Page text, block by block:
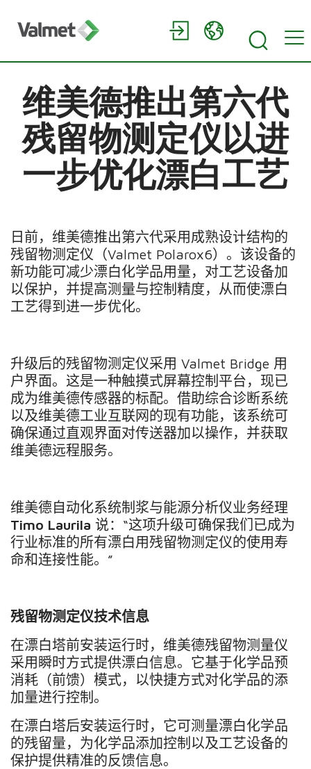
维美德推出第六代
残留物测定仪以进
一步优化漂白工艺
日前，维美德推出第六代采用成熟设计结构的
残留物测定仪（Valmet Polarox6）。该设备的
新功能可减少漂白化学品用量，对工艺设备加
以保护，并提高测量与控制精度，从而使漂白
工艺得到进一步优化。
升级后的残留物测定仪采用 Valmet Bridge 用
户界面。这是一种触摸式屏幕控制平台，现已
成为维美德传感器的标配。借助综合诊断系统
以及维美德工业互联网的现有功能，该系统可
确保通过直观界面对传送器加以操作，并获取
维美德远程服务。
维美德自动化系统制浆与能源分析仪业务经理
Timo Laurila 说： “这项升级可确保我们已成为
行业标准的所有漂白用残留物测定仪的使用寿
命和连接性能。 ”
残留物测定仪技术信息
在漂白塔前安装运行时，维美德残留物测量仪
采用瞬时方式提供漂白信息。它基于化学品预
消耗（前馈）模式，以快捷方式对化学品的添
加量进行控制。
在漂白塔后安装运行时，它可测量漂白化学品
的残留量，为化学品添加控制以及工艺设备的
保护提供精准的反馈信息。